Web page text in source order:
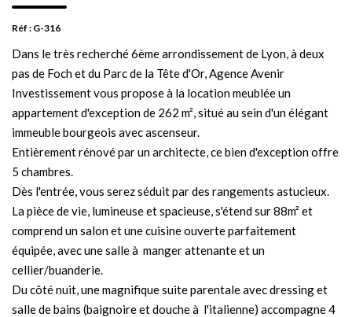
VENDRE
Estimer votre bien
Réf : G-316
Dans le très recherché 6ème arrondissement de Lyon, à deux
pas de Foch et du Parc de la Tête d'Or, Agence Avenir
Investissement vous propose à la location meublée un
appartement d'exception de 262 m², situé au sein d'un élégant
immeuble bourgeois avec ascenseur.
Entièrement rénové par un architecte, ce bien d'exception offre
5 chambres.
Dès l'entrée, vous serez séduit par des rangements astucieux.
La pièce de vie, lumineuse et spacieuse, s'étend sur 88m² et
comprend un salon et une cuisine ouverte parfaitement
équipée, avec une salle à manger attenante et un
cellier/buanderie.
Du côté nuit, une magnifique suite parentale avec dressing et
salle de bains (baignoire et douche à l'italienne) accompagne 4